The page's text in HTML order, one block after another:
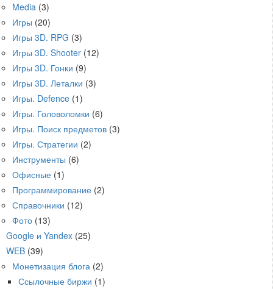
Media (3)
Игры (20)
Игры 3D. RPG (3)
Игры 3D. Shooter (12)
Игры 3D. Гонки (9)
Игры 3D. Леталки (3)
Игры. Defence (1)
Игры. Головоломки (6)
Игры. Поиск предметов (3)
Игры. Стратегии (2)
Инструменты (6)
Офисные (1)
Программирование (2)
Справочники (12)
Фото (13)
Google и Yandex (25)
WEB (39)
Монетизация блога (2)
Ссылочные биржи (1)